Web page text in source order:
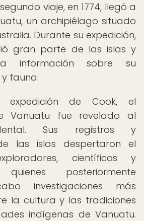
viaje, en 1774, llegó a
un archipiélago situado
Durante su expedición,
gran parte de las islas y
información sobre su
fauna.
de Cook, el
Vanuatu fue revelado al
Sus registros y
las islas despertaron el
científicos y
quienes posteriormente
investigaciones más
la cultura y las tradiciones
indígenas de Vanuatu.